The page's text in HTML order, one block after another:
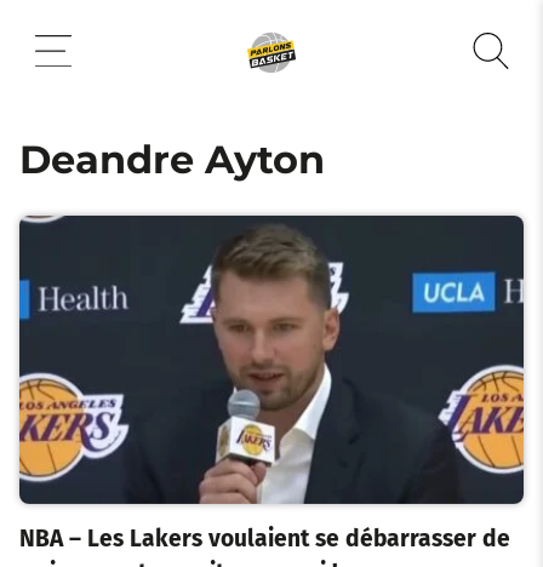
contenu
Deandre Ayton
NBA – Les Lakers voulaient se débarrasser de